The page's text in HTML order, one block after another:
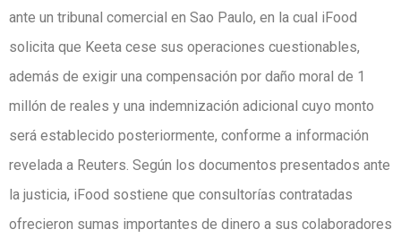
ante un tribunal comercial en Sao Paulo, en la cual iFood
solicita que Keeta cese sus operaciones cuestionables,
además de exigir una compensación por daño moral de 1
millón de reales y una indemnización adicional cuyo monto
será establecido posteriormente, conforme a información
revelada a Reuters. Según los documentos presentados ante
la justicia, iFood sostiene que consultorías contratadas
ofrecieron sumas importantes de dinero a sus colaboradores